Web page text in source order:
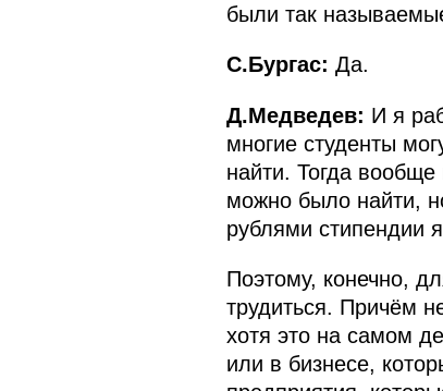
были так
С.Бургас: Да.
Д.Медведев: И я
многие студенты
найти. Тогда
можно было найти,
рублями стипендии
Поэтому, конечно,
трудиться. Причём
хотя это на самом
или в бизнесе,